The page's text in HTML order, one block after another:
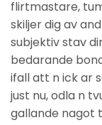
flirtmastare,
skiljer dig av
subjektiv stav
bedarande
ifall att n ick ar
just nu, odla n
gallande nagot